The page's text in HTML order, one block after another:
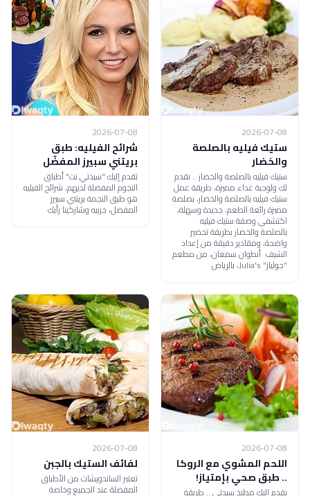
2026-07-08
ستيك فيليه بالصلصة
والخضار
ستيك فيليه بالصلصة والخضار .. نقدم
لك ولوجبة غداء مميزة، طريقة عمل
ستيك فيليه بالصلصة والخضار، بصلصة
مميزة رائعة الطعم، جديدة وسهلة،
اكتشفي وصفة ستيك فيليه
بالصلصة والخضار بطريقة تحضير
واضحة، ومقادير دقيقة من إعداد
الشيف أنطوان سمعان، من مطعم
"جولياز" Julia's، بالرياض
2026-07-08
شرائح الفيليه: طبق
بريتني سبيرز المفضّل
تقدم إليك "سيدتي.نت" أطباق
النجوم المفضلة لديهم، شرائح الفيليه
هو طبق النجمة بريتني سبيرز
المفضل، جربيه وشاركينا رأيك
2026-07-08
اللحم المشوي مع الروكا
.. طبق صحي بإمتياز!
يقدم إليك مطبخ سيدتي .. طريقة
2026-07-08
لفائف الستيك بالجبن
تعتبر الساندويشات من الأطباق
المفضلة عند الجميع وخاصة